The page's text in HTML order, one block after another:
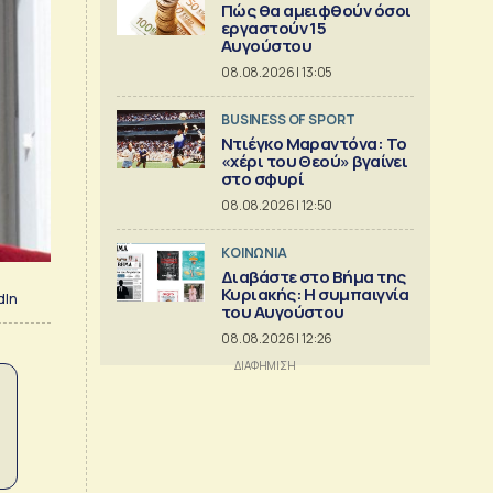
Πώς θα αμειφθούν όσοι
εργαστούν 15
Αυγούστου
08.08.2026 | 13:05
BUSINESS OF SPORT
Ντιέγκο Μαραντόνα: Το
«χέρι του Θεού» βγαίνει
στο σφυρί
08.08.2026 | 12:50
ΚΟΙΝΩΝΙΑ
Διαβάστε στο Βήμα της
Κυριακής: Η συμπαιγνία
του Αυγούστου
08.08.2026 | 12:26